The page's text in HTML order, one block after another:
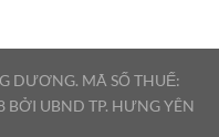
DƯƠNG. MÃ SỐ THUẾ:
UBND TP. HƯNG YÊN